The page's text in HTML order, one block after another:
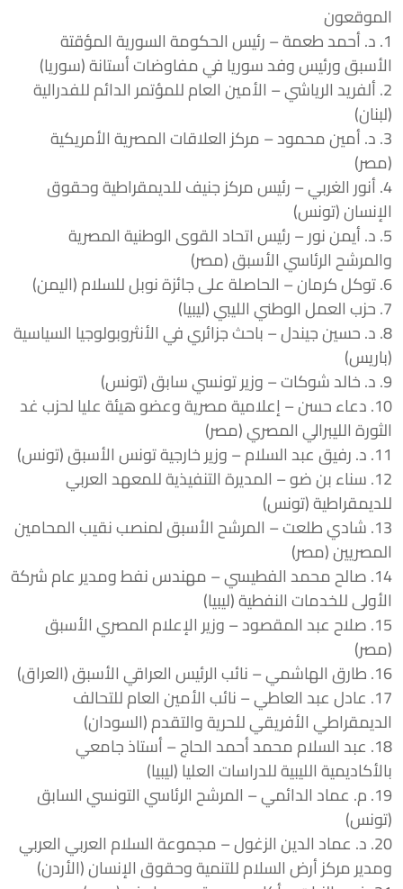
الموقعون
1. د. أحمد طعمة – رئيس الحكومة السورية المؤقتة
الأسبق ورئيس وفد سوريا في مفاوضات أستانة (سوريا)
2. ألفريد الرياشي – الأمين العام للمؤتمر الدائم للفدرالية
(لبنان)
3. د. أمين محمود – مركز العلاقات المصرية الأمريكية
(مصر)
4. أنور الغربي – رئيس مركز جنيف للديمقراطية وحقوق
الإنسان (تونس)
5. د. أيمن نور – رئيس اتحاد القوى الوطنية المصرية
والمرشح الرئاسي الأسبق (مصر)
6. توكل كرمان – الحاصلة على جائزة نوبل للسلام (اليمن)
7. حزب العمل الوطني الليبي (ليبيا)
8. د. حسين جيندل – باحث جزائري في الأنثروبولوجيا السياسية
(باريس)
9. د. خالد شوكات – وزير تونسي سابق (تونس)
10. دعاء حسن – إعلامية مصرية وعضو هيئة عليا لحزب غد
الثورة الليبرالي المصري (مصر)
11. د. رفيق عبد السلام – وزير خارجية تونس الأسبق (تونس)
12. سناء بن ضو – المديرة التنفيذية للمعهد العربي
للديمقراطية (تونس)
13. شادي طلعت – المرشح الأسبق لمنصب نقيب المحامين
المصريين (مصر)
14. صالح محمد الفطيسي – مهندس نفط ومدير عام شركة
الأولى للخدمات النفطية (ليبيا)
15. صلاح عبد المقصود – وزير الإعلام المصري الأسبق
(مصر)
16. طارق الهاشمي – نائب الرئيس العراقي الأسبق (العراق)
17. عادل عبد العاطي – نائب الأمين العام للتحالف
الديمقراطي الأفريقي للحرية والتقدم (السودان)
18. عبد السلام محمد أحمد الحاج – أستاذ جامعي
بالأكاديمية الليبية للدراسات العليا (ليبيا)
19. م. عماد الدائمي – المرشح الرئاسي التونسي السابق
(تونس)
20. د. عماد الدين الزغول – مجموعة السلام العربي العربي
ومدير مركز أرض السلام للتنمية وحقوق الإنسان (الأردن)